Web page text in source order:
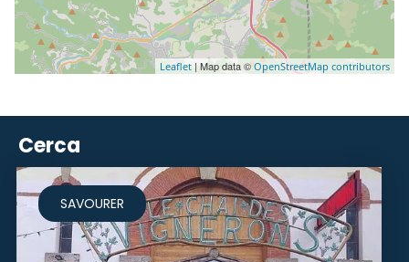
Leaflet | Map data © OpenStreetMap contributors
Cerca
SAVOURER